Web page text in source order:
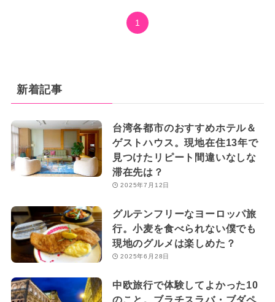
1
新着記事
台湾各都市のおすすめホテル＆
ゲストハウス。現地在住13年で
見つけたリピート間違いなしな
滞在先は？
2025年7月12日
グルテンフリーなヨーロッパ旅
行。小麦を食べられない僕でも
現地のグルメは楽しめた？
2025年6月28日
中欧旅行で体験してよかった10